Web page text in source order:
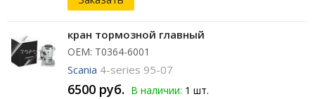
кран тормозной главный
ОЕМ: T0364-6001
Scania 4-series 95-07
6500 руб. В наличии: 1 шт.